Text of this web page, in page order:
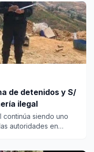
de detenidos y S/
ilegal
continúa siendo uno
autoridades en